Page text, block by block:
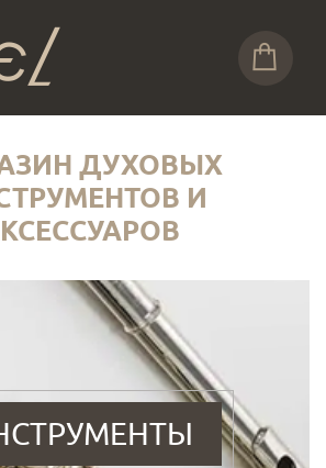
ДУХОВЫХ
И